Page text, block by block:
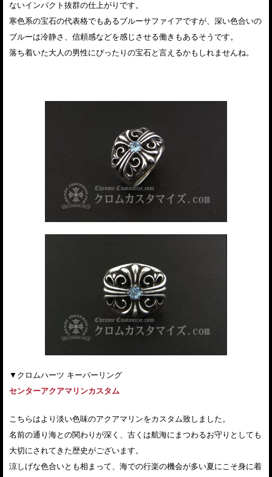
ないインパクト抜群の仕上がりです。
寒色系の宝石の代表格でもあるブルーサファイアですが、深い色合いの
ブルーは冷静さ、信頼感などを感じさせる働きもあるそうです。
落ち着いた大人の男性にぴったりの宝石と言えるかもしれませんね。
▼クロムハーツ キーパーリング
センターアクアマリンカスタム
こちらはより淡い色味のアクアマリンをカスタム致しました。
名前の通り海との関わりが深く、古くは航海にまつわるお守りとしても
大切にされてきた歴史がございます。
涼しげな色合いとも相まって、海での行楽の機会が多い夏にこそ身に着